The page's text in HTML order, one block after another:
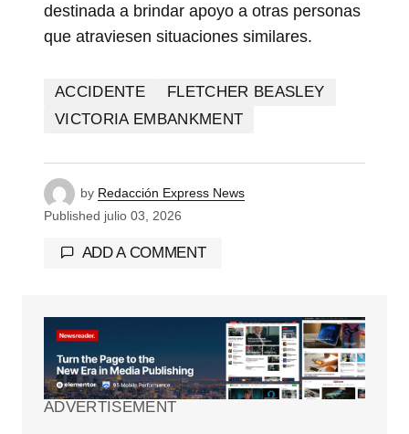
destinada a brindar apoyo a otras personas
que atraviesen situaciones similares.
ACCIDENTE
FLETCHER BEASLEY
VICTORIA EMBANKMENT
by Redacción Express News
Published julio 03, 2026
ADD A COMMENT
Tu dirección de correo electrónico no será
Los campos obligatorios están
marcados con*
ADVERTISEMENT